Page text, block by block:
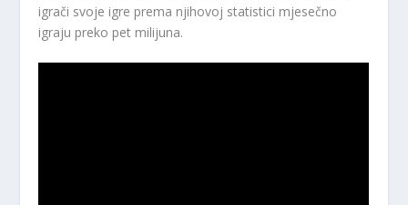
igrači svoje igre prema njihovoj statistici mjesečno
igraju preko pet milijuna.